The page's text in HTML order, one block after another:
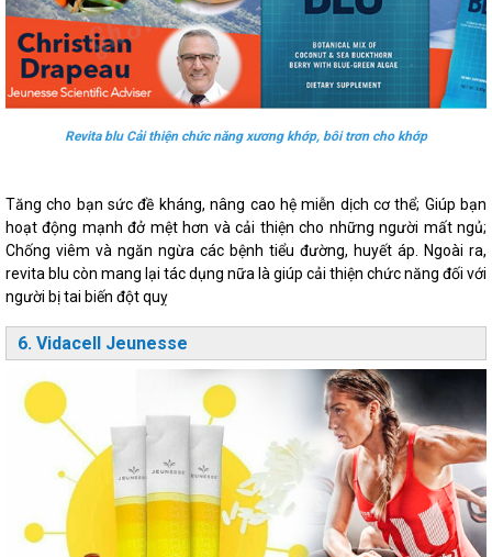
Revita blu Cải thiện chức năng xương khớp, bôi trơn cho khớp
Tăng cho bạn sức đề kháng, nâng cao hệ miễn dịch cơ thể; Giúp bạn
hoạt động mạnh đở mệt hơn và cải thiện cho những người mất ngủ;
Chống viêm và ngăn ngừa các bệnh tiểu đường, huyết áp. Ngoài ra,
revita blu còn mang lại tác dụng nữa là giúp cải thiện chức năng đối với
người bị tai biến đột quỵ
6. Vidacell Jeunesse